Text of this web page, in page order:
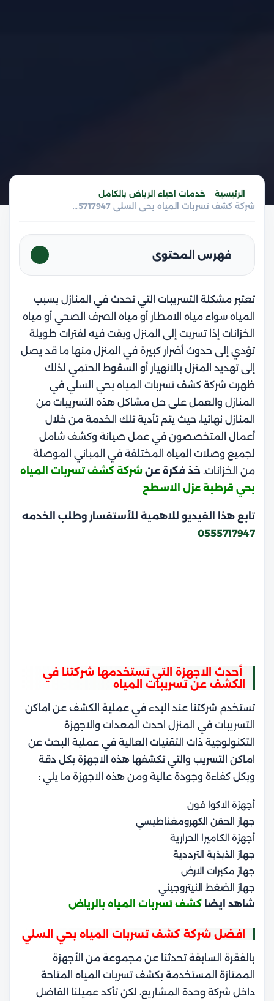
الرئيسية
خدمات احياء الرياض بالكامل
شركة كشف تسربات المياه بحي السلي 0555717947
فهرس المحتوى
تعتبر مشكلة التسريبات التي تحدث في المنازل بسبب
المياه سواء مياه الامطار أو مياه الصرف الصحي أو مياه
الخزانات إذا تسربت إلى المنزل وبقت فيه لفترات طويلة
تؤدي إلى حدوث أضرار كبيرة في المنزل منها ما قد يصل
إلى تهديد المنزل بالانهيار أو السقوط الحتمي لذلك
ظهرت شركة كشف تسربات المياه بحي السلي في
المنازل والعمل على حل مشاكل هذه التسريبات من
المنازل نهائيا، حيث يتم تأدية تلك الخدمة من خلال
أعمال المتخصصون في عمل صيانة وكشف شامل
لجميع وصلات المياه المختلفة في المباني الموصلة
من الخزانات. خذ فكرة عن شركة كشف تسربات المياه
بحي قرطبة عزل الاسطح
تابع هذا الفيديو للاهمية للأستفسار وطلب الخدمه
0555717947
أحدث الاجهزة التي تستخدمها شركتنا في
الكشف عن تسريبات المياه
تستخدم شركتنا عند البدء في عملية الكشف عن اماكن
التسريبات في المنزل احدث المعدات والاجهزة
التكنولوجية ذات التقنيات العالية في عملية البحث عن
اماكن التسريب والتي تكشفها هذه الاجهزة بكل دقة
وبكل كفاءة وجودة عالية ومن هذه الاجهزة ما يلي :
أجهزة الاكوا فون
جهاز الحقن الكهرومغناطيسي
أجهزة الكاميرا الحرارية
جهاز الذبذبة الترددية
جهاز مكبرات الارض
جهاز الضغط النيتروجيني
شاهد ايضا كشف تسربات المياه بالرياض
افضل شركة كشف تسربات المياه بحي السلي
بالفقرة السابقة تحدثنا عن مجموعة من الأجهزة
الممتازة المستخدمة بكشف تسربات المياه المتاحة
داخل شركة وحدة المشاريع، لكن تأكد عميلنا الفاضل